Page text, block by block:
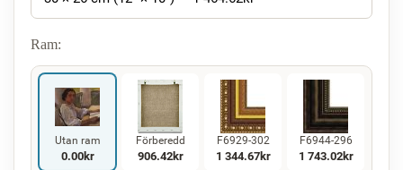
Ram:
Utan ram
0.00kr
Förberedd
906.42kr
F6929-302
1 344.67kr
F6944-296
1 743.02kr